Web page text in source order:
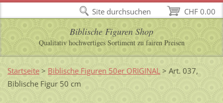
Biblische Figuren Shop
Qualitativ hochwertiges Sortiment zu fairen Preisen
Startseite > Biblische Figuren 50er ORIGINAL > Art. 037,
Biblische Figur 50 cm
CHF 0.00
Site durchsuchen